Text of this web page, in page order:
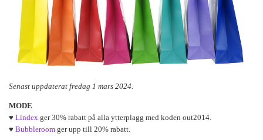
Senast uppdaterat fredag 1 mars 2024.
MODE
♥ Lindex ger 30% rabatt på alla ytterplagg med koden out2014.
♥ Bubbleroom ger upp till 20% rabatt.